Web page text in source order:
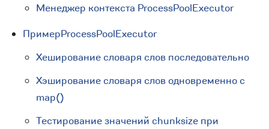
Менеджер контекста ProcessPoolExecutor
ПримерProcessPoolExecutor
Хеширование словаря слов последовательно
Хэширование словаря слов одновременно с
map()
Тестирование значений chunksize при